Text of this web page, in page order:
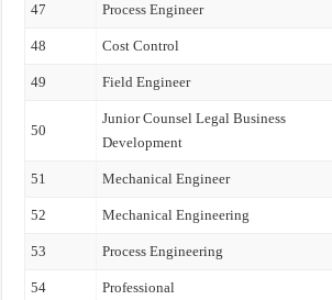
47 Process Engineer
48 Cost Control
49 Field Engineer
50
Junior Counsel Legal Business
Development
51 Mechanical Engineer
52 Mechanical Engineering
53 Process Engineering
54 Professional